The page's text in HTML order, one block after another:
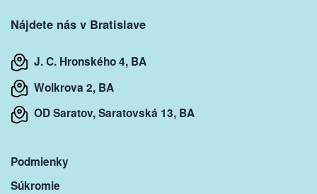
Nájdete nás v Bratislave
J. C. Hronského 4, BA
Wolkrova 2, BA
OD Saratov, Saratovská 13, BA
Podmienky
Súkromie